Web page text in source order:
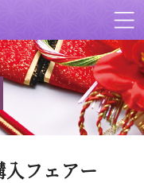
フェアー